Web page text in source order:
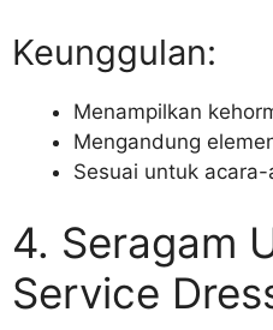
Keunggulan:
Menampilkan
Mengandung
Sesuai untuk
4. Seragam
Service